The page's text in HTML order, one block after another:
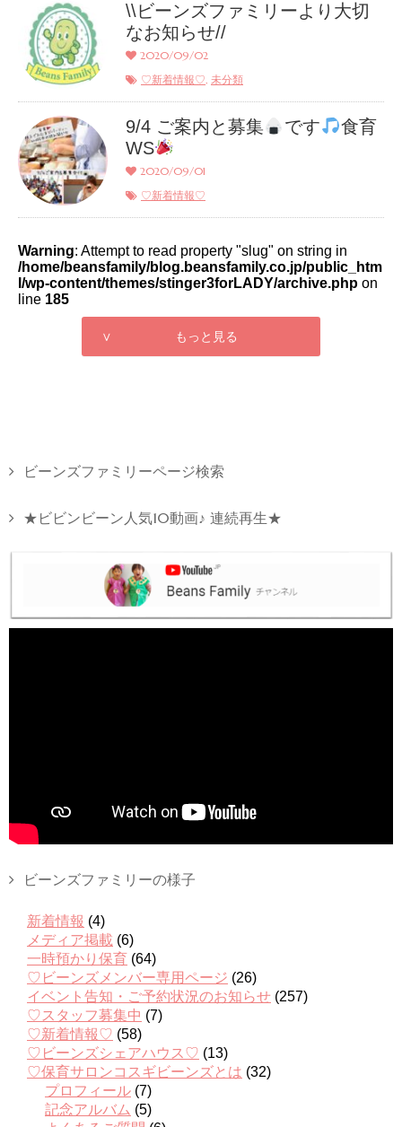
\\ビーンズファミリーより大切
なお知らせ//
2020/09/02
♡新着情報♡, 未分類
9/4 ご案内と募集 です
食育
WS
2020/09/01
♡新着情報♡
Warning: Attempt to read property "slug" on string in
/home/beansfamily/blog.beansfamily.co.jp/public_htm
l/wp-content/themes/stinger3forLADY/archive.php on
line 185
∨ もっと見る
ビーンズファミリーページ検索
★ビビンビーン人気10動画♪ 連続再生★
ビーンズファミリーの様子
新着情報 (4)
メディア掲載 (6)
一時預かり保育 (64)
♡ビーンズメンバー専用ページ (26)
イベント告知・ご予約状況のお知らせ (257)
♡スタッフ募集中 (7)
♡新着情報♡ (58)
♡ビーンズシェアハウス♡ (13)
♡保育サロンコスギビーンズとは (32)
プロフィール (7)
記念アルバム (5)